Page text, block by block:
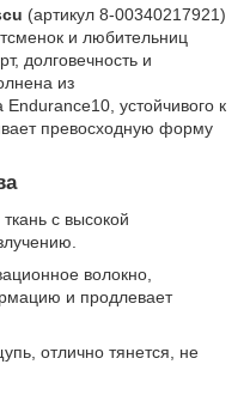
(артикул 8-00340217921)
и любительниц
долговечность и
из
устойчивого к
превосходную форму
с высокой
волокно,
и продлевает
отлично тянется, не